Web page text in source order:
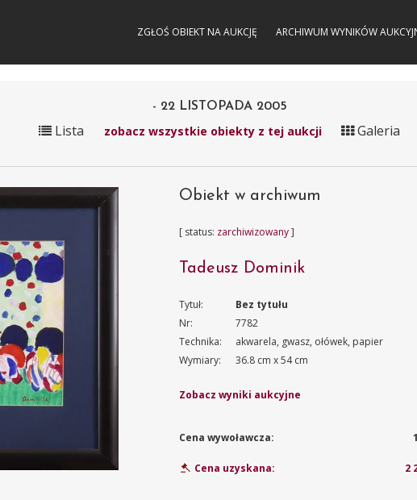
ZGŁOŚ OBIEKT NA AUKCJĘ ARCHIWUM WYNIKÓW
- 22 LISTOPADA 2005
Lista zobacz wszystkie obiekty z tej aukcji Galeria
Obiekt w archiwum
[ status: zarchiwizowany]
Tadeusz Dominik
Tytuł:
Bez tytułu
Nr:
7782
Technika:
akwarela, gwasz, ołówek, papier
Wymiary:
36.8 cm x 54 cm
Zobacz wyniki aukcyjne
Cena wywoławcza:
Cena uzyskana: 2